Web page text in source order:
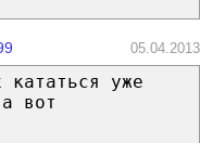
05.04.2013
кататься уже
вот